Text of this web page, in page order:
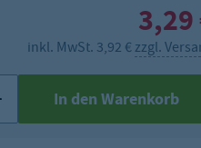
3,29
inkl. MwSt. 3,92 € zzgl.
In den Warenkorb